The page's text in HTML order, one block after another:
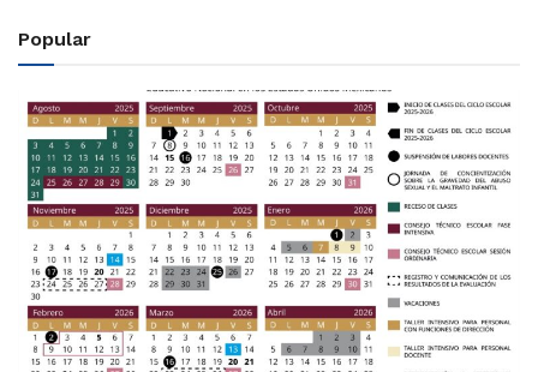
Popular